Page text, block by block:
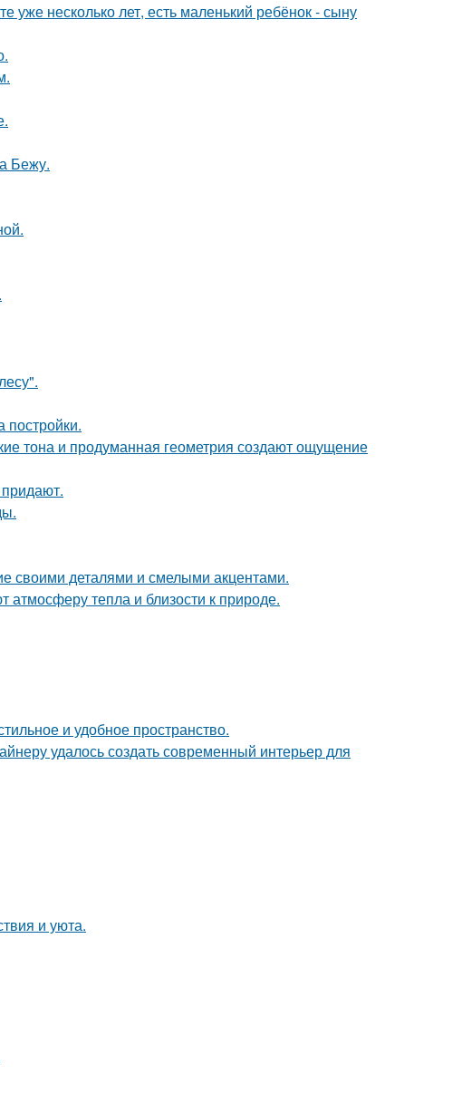
несколько лет, есть маленький ребёнок - сыну
Бежу.
постройки.
тона и продуманная геометрия создают ощущение
своими деталями и смелыми акцентами.
тепла и близости к природе.
и удобное пространство.
удалось создать современный интерьер для
и уюта.